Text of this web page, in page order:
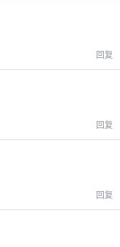
回复
回复
回复